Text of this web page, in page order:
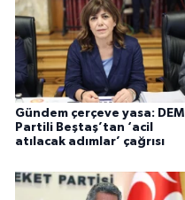
Gündem çerçeve yasa: DEM
Partili Beştaş’tan ‘acil
atılacak adımlar’ çağrısı